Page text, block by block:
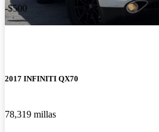
-$500
2017 INFINITI QX70
78,319 millas